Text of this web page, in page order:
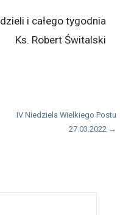
i całego tygodnia
Ks. Robert Świtalski
IV Niedziela Wielkiego Postu
27.03.2022 →